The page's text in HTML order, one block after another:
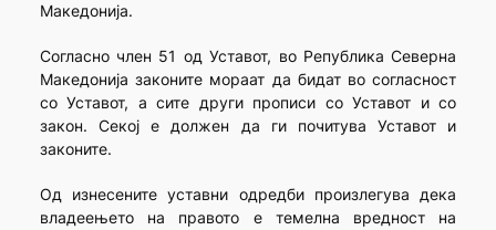
Македонија.
Согласно член 51 од Уставот, во Република Северна
Македонија законите мораат да бидат во согласност
со Уставот, а сите други прописи со Уставот и со
закон. Секој е должен да ги почитува Уставот и
законите.
Од изнесените уставни одредби произлегува дека
владеењето на правото е темелна вредност на